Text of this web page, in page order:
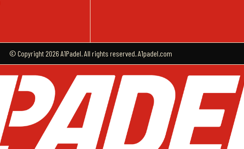
© Copyright 2026 A1Padel. All rights reserved. A1padel.com